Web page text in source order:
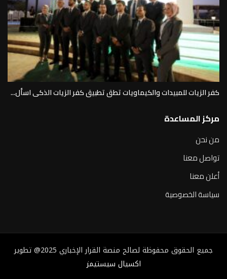
كفر الزيات للمبيدات والكيماويات تطق تطبيق كفر الزيات الذكى اسأل...
مركز المساعدة
من نحن
تواصل معنا
أعلن معنا
سياسة الخصوصية
جميع الحقوق محفوظة لصالح منصة القرار الإخباري 2025@ تطوير
اكسيال سيستيمز